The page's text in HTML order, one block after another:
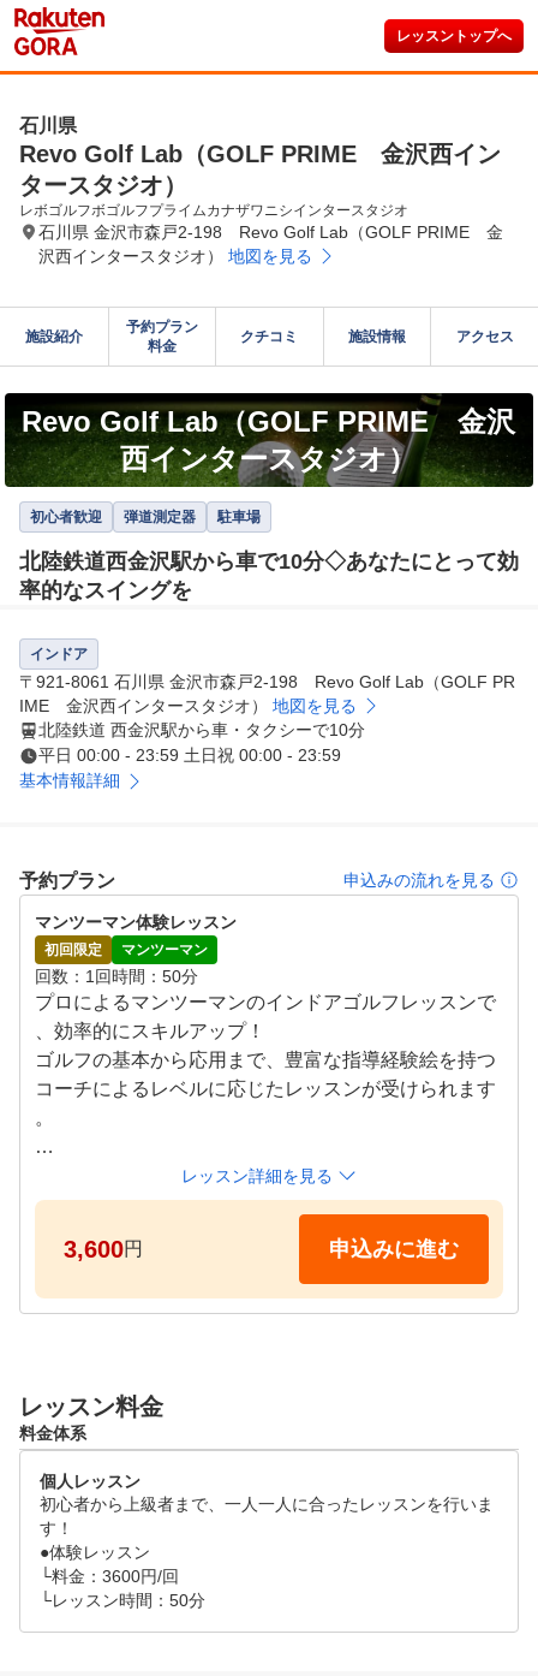
レッスントップへ
石川県
Revo Golf Lab（GOLF PRIME 金沢西イン
タースタジオ）
レボゴルフボゴルフプライムカナザワニシインタースタジオ
石川県 金沢市森戸2-198 Revo Golf Lab（GOLF PRIME 金
沢西インタースタジオ） 地図を見る
施設紹介
予約プラン
料金
クチコミ 施設情報 アクセス
Revo Golf Lab（GOLF PRIME 金沢
西インタースタジオ）
初心者歓迎 弾道測定器 駐車場
北陸鉄道西金沢駅から車で10分◇あなたにとって効
率的なスイングを
インドア
〒921-8061 石川県 金沢市森戸2-198 Revo Golf Lab（GOLF PR
IME 金沢西インタースタジオ） 地図を見る
北陸鉄道 西金沢駅から車・タクシーで10分
平日 00:00 - 23:59 土日祝 00:00 - 23:59
基本情報詳細
予約プラン 申込みの流れを見る
マンツーマン体験レッスン
初回限定 マンツーマン
回数 1回時間 50分
プロによるマンツーマンのインドアゴルフレッスンで
、効率的にスキルアップ！
ゴルフの基本から応用まで、豊富な指導経験絵を持つ
コーチによるレベルに応じたレッスンが受けられます
。
●レッスンタイムスケジュール
平日　10:00～22:00
レッスン詳細を見る
3,600円 申込みに進む
レッスン料金
料金体系
個人レッスン
初心者から上級者まで、一人一人に合ったレッスンを行いま
す！
●体験レッスン
└料金：3600円/回
└レッスン時間：50分